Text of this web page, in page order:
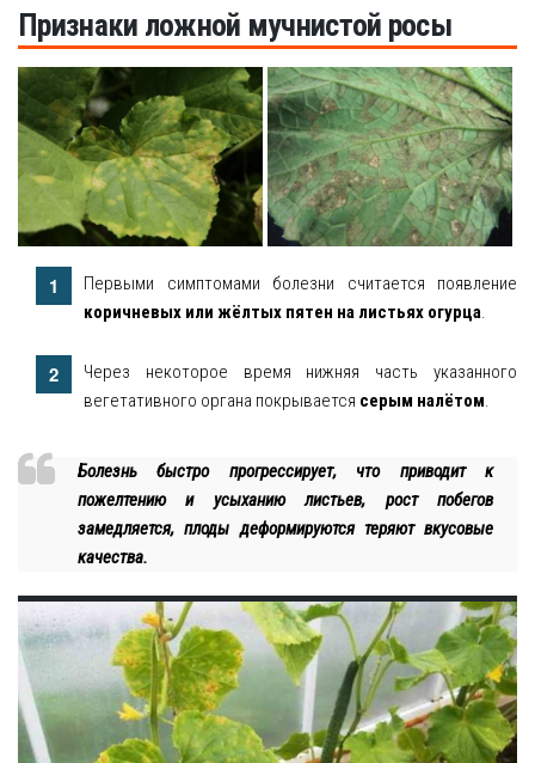
Признаки ложной мучнистой росы
Первыми симптомами болезни считается появление
коричневых или жёлтых пятен на листьях огурца.
Через некоторое время нижняя часть указанного
вегетативного органа покрывается серым налётом.
Болезнь быстро прогрессирует, что приводит к
пожелтению и усыханию листьев, рост побегов
замедляется, плоды деформируются теряют вкусовые
качества.